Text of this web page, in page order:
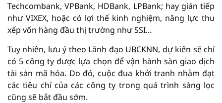
Techcombank, VPBank, HDBank, LPBank; hay gián tiếp
như VIXEX, hoặc có lợi thế kinh nghiệm, năng lực thu
xếp vốn hàng đầu thị trường như SSI...
Tuy nhiên, lưu ý theo Lãnh đạo UBCKNN, dự kiến sẽ chỉ
có 5 công ty được lựa chọn để vận hành sàn giao dịch
tài sản mã hóa. Do đó, cuộc đua khởi tranh nhằm đạt
các tiêu chí của các công ty trong quá trình sàng lọc
cũng sẽ bắt đầu sớm.